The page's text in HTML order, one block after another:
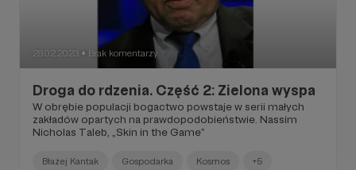
28.02.2023 ● Brak komentarzy
Droga do rdzenia. Część 2: Zielona wyspa
W obrębie populacji bogactwo powstaje w serii małych
zakładów opartych na prawdopodobieństwie. Nassim
Nicholas Taleb, „Skin in the Game”
Błażej Kantak Gospodarka Kosmos +5